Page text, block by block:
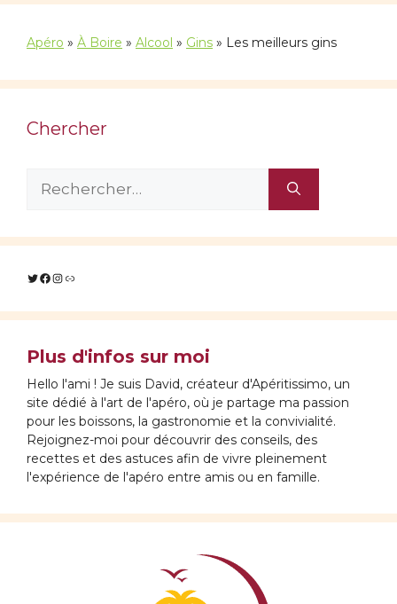
Apéro » À Boire » Alcool » Gins » Les meilleurs gins
Chercher
Twitter
Facebook
Instagram
Lien
Plus d'infos sur moi
Hello l'ami ! Je suis David, créateur d'Apéritissimo, un
site dédié à l'art de l'apéro, où je partage ma passion
pour les boissons, la gastronomie et la convivialité.
Rejoignez-moi pour découvrir des conseils, des
recettes et des astuces afin de vivre pleinement
l'expérience de l'apéro entre amis ou en famille.